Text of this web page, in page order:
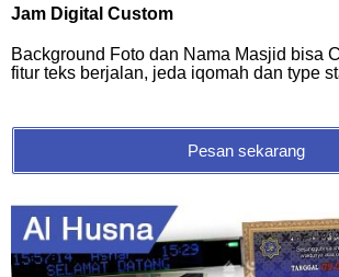
Jam Digital Custom
Background Foto dan Nama Masjid bisa
fitur teks berjalan, jeda iqomah dan type
Pesan sekarang